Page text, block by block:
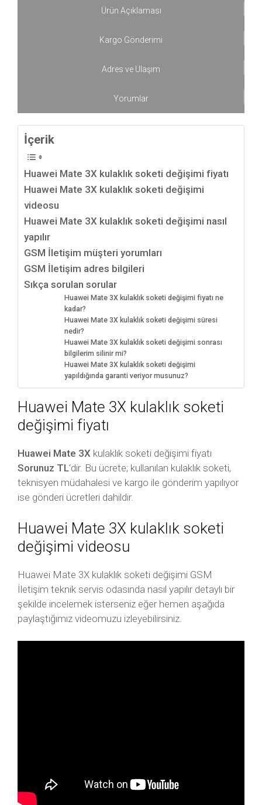
Ürün Açıklaması
Kargo Gönderimi
Adres ve Ulaşım
Yorumlar
İçerik
Huawei Mate 3X kulaklık soketi değişimi fiyatı
Huawei Mate 3X kulaklık soketi değişimi
videosu
Huawei Mate 3X kulaklık soketi değişimi nasıl
yapılır
GSM İletişim müşteri yorumları
GSM İletişim adres bilgileri
Sıkça sorulan sorular
Huawei Mate 3X kulaklık soketi değişimi fiyatı ne
kadar?
Huawei Mate 3X kulaklık soketi değişimi süresi
nedir?
Huawei Mate 3X kulaklık soketi değişimi sonrası
bilgilerim silinir mi?
Huawei Mate 3X kulaklık soketi değişimi
yapıldığında garanti veriyor musunuz?
Huawei Mate 3X kulaklık soketi
değişimi fiyatı
Huawei Mate 3X kulaklık soketi değişimi fiyatı
Sorunuz TL‘dir. Bu ücrete; kullanılan kulaklık soketi,
teknisyen müdahalesi ve kargo ile gönderim yapılıyor
ise gönderi ücretleri dahildir.
Huawei Mate 3X kulaklık soketi
değişimi videosu
Huawei Mate 3X kulaklık soketi değişimi GSM
İletişim teknik servis odasında nasıl yapılır detaylı bir
şekilde incelemek isterseniz eğer hemen aşağıda
paylaştığımız videomuzu izleyebilirsiniz.